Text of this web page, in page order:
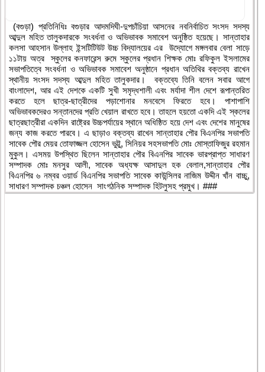
(বগুড়া) প্রতিনিধিঃ বগুড়ার আদমদিঘী-দুপচাঁচিয়া আসনের নবনির্বাচিত সংসদ সদস্য
আব্দুল মহিত তালুকদারকে সংবর্ধনা ও অভিভাবক সমাবেশ অনুষ্ঠিত হয়েছে। সান্তাহার
কলসা আহসান উল্লাহ ইন্সটিটিউট উচ্চ বিদ্যালয়ের এর উদ্যোগে মঙ্গলবার বেলা সাড়ে
১১টায় অত্র স্কুলের কনফারেন্স রুমে স্কুলের প্রধান শিক্ষক মোঃ রফিকুল ইসলামের
সভাপতিত্বে সংবর্ধনা ও অভিভাবক সমাবেশ অনুষ্ঠানে প্রধান অতিথির বক্তব্য রাখেন
স্থানীয় সংসদ সদস্য আব্দুল মহিত তালুকদার। বক্তব্যে তিনি বলেন সবার আগে
বাংলাদেশ, আর এই দেশকে একটি সুখী সমৃদ্ধশালী এবং মর্যাদা শীল দেশে রূপান্তরিত
করতে হলে ছাত্র-ছাত্রীদের পড়াশোনার মনবেসে ফিরতে হবে। পাশাপাশি
অভিভাবকদেরও সন্তানদের প্রতি খেয়াল রাখতে হবে। তাহলে হয়তো একদি এই স্কলের
ছাত্রছাত্রীরা একদিন রাষ্ট্রের উচ্চপর্যায়ের স্থানে অধিষ্ঠিত হয়ে দেশ এবং দেশের মানুষের
জন্য কাজ করতে পারবে। এ ছাড়াও বক্তব্য রাখেন সান্তাহার পৌর বিএনপির সভাপতি
সাবেক পৌর মেয়র তোফাজ্জল হোসেন ভুট্টু, সিনিয়র সহসভাপতি মোঃ মোস্তাফিজুর রহমান
মুকুল। এসময় উপস্থিত ছিলেন সান্তাহার পৌর বিএনপির সাবেক ভারপ্রাপ্ত সাধারণ
সম্পাদক মোঃ মনসুর আলী, সাবেক অধ্যক্ষ আসাদুল হক বেলাল,সান্তাহার পৌর
বিএনপির ৬ নম্বর ওয়ার্ড বিএনপির সভাপতি সাবেক কাউন্সিলর নাজিম উদ্দীন খাঁন বাচ্চু,
সাধারণ সম্পাদক চঞ্চল হোসেন সাংগঠনিক সম্পাদক হিটলুসহ প্রমুখ। ###